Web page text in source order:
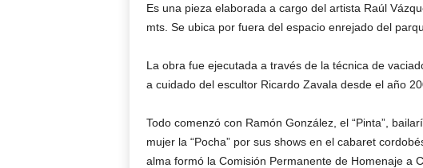
Es una pieza elaborada a cargo del artista Raúl
mts. Se ubica por fuera del espacio enrejado del
La obra fue ejecutada a través de la técnica de
a cuidado del escultor Ricardo Zavala desde el año
Todo comenzó con Ramón González, el “Pinta”,
mujer la “Pocha” por sus shows en el cabaret
alma formó la Comisión Permanente de Homenaje a